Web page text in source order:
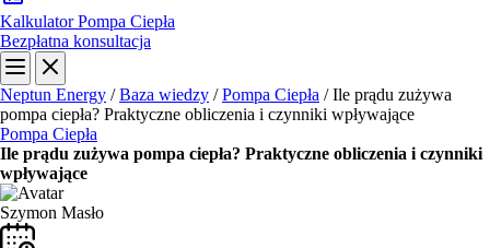
Kalkulator Pompa Ciepła
Bezpłatna konsultacja
Neptun Energy /Baza wiedzy /Pompa Ciepła /Ile prądu zużywa
pompa ciepła? Praktyczne obliczenia i czynniki wpływające
Pompa Ciepła
Ile prądu zużywa pompa ciepła? Praktyczne obliczenia i czynniki
wpływające
Szymon Masło